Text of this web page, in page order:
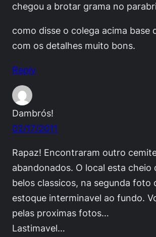
chegou a brotar grama no
como disse o colega acima base
com os detalhes muito bons.
Reply
Dambrós!
02/17/2011
Rapaz! Encontraram outro
abandonados. O local esta cheio
belos classicos, na segunda foto
estoque interminavel ao fundo.
pelas proximas fotos…
Lastimavel…